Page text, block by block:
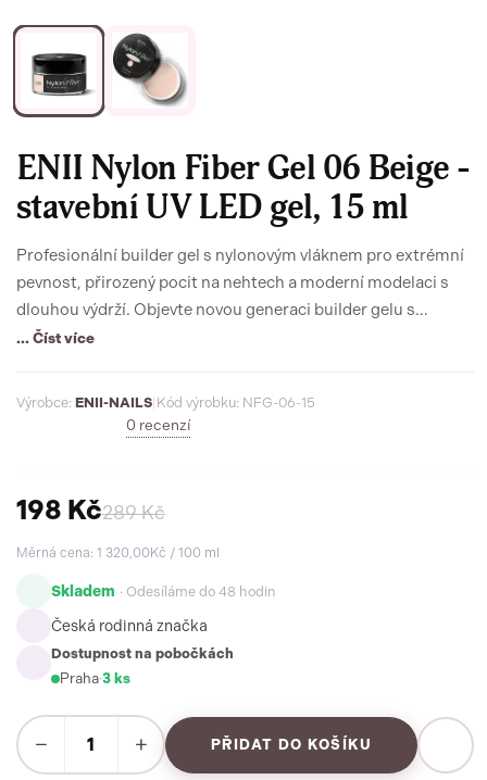
ENII Nylon Fiber Gel 06 Beige -
stavební UV LED gel, 15 ml
Profesionální builder gel s nylonovým vláknem pro extrémní
pevnost, přirozený pocit na nehtech a moderní modelaci s
dlouhou výdrží. Objevte novou generaci builder gelu s
nylonovým vláknem - pro nehty silnější, krásnější a
... Číst více
Výrobce: ENII-NAILS Kód výrobku: NFG-06-15
0 recenzí
198 Kč289 Kč
Měrná cena: 1 320,00Kč / 100 ml
Skladem · Odesíláme do 48 hodin
Česká rodinná značka
Dostupnost na pobočkách
Praha·3 ks
− + PŘIDAT DO KOŠÍKU